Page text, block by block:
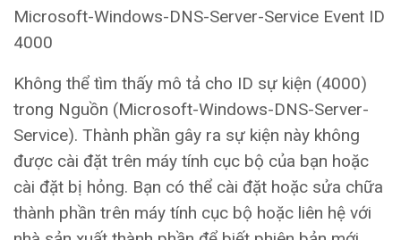
Microsoft-Windows-DNS-Server-Service Event ID
4000
Không thể tìm thấy mô tả cho ID sự kiện (4000)
trong Nguồn (Microsoft-Windows-DNS-Server-
Service). Thành phần gây ra sự kiện này không
được cài đặt trên máy tính cục bộ của bạn hoặc
cài đặt bị hỏng. Bạn có thể cài đặt hoặc sửa chữa
thành phần trên máy tính cục bộ hoặc liên hệ với